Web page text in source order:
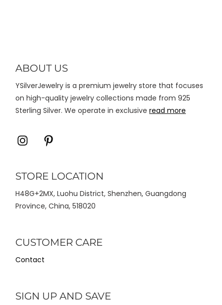
produk
ABOUT US
YSilverJewelry is a premium jewelry store that focuses
on high-quality jewelry collections made from 925
Sterling Silver. We operate in exclusiveread more
Icon
Icon
STORE LOCATION
H48G+2MX, Luohu District, Shenzhen, Guangdong
Province, China, 518020
CUSTOMER CARE
Contact
SIGN UP AND SAVE